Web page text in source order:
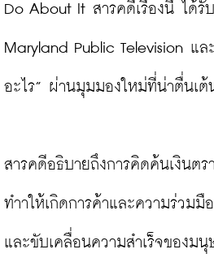
Do About It สารคดีเรื่องนี้ ได้รั
Maryland Public Television แ
อะไร” ผ่านมุมมองใหม่ที่น่าตื่นเต้
สารคดีอธิบายถึงการคิดค้นเงินต
ทำาให้เกิดการค้าและความร่วมมื
และขับเคลื่อนความสำเร็จของมนุ